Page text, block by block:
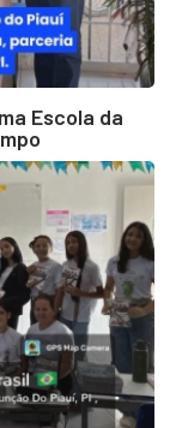
Escola da